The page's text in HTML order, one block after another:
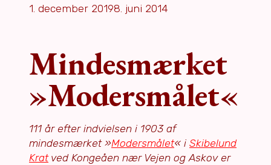
1. december 20198. juni 2014
Mindesmærket
»Modersmålet«
111 år efter indvielsen i 1903 af
mindesmærket »Modersmålet« i Skibelund
Kratved Kongeåen nær Vejen og Askov er